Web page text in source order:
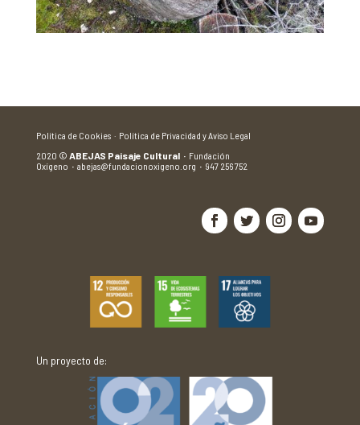
Política de Cookies · Política de Privacidad y Aviso Legal
2020 © ABEJAS Paisaje Cultural · Fundación
Oxígeno · abejas@fundacionoxigeno.org · 947 256 752
Un proyecto de: